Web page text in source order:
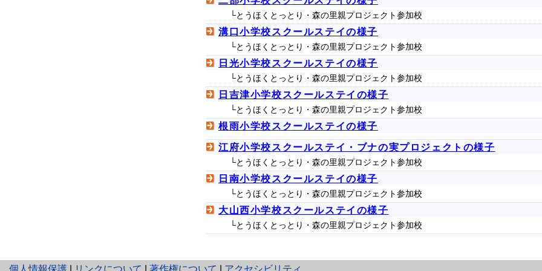
└とうほくとっとり・森の里親プロジェクト参加校
溝口小学校スクールステイの様子
└とうほくとっとり・森の里親プロジェクト参加校
日光小学校スクールステイの様子
└とうほくとっとり・森の里親プロジェクト参加校
日吉津小学校スクールステイの様子
└とうほくとっとり・森の里親プロジェクト参加校
根雨小学校スクールステイの様子
江府小学校スクールステイ・ブナの実プロジェクトの様子
└とうほくとっとり・森の里親プロジェクト参加校
日南小学校スクールステイの様子
└とうほくとっとり・森の里親プロジェクト参加校
大山西小学校スクールステイの様子
└とうほくとっとり・森の里親プロジェクト参加校
個人情報保護 と
リンクについて 著作権について アクセシビリティ